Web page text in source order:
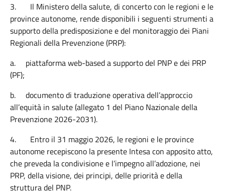
3. Il Ministero della salute, di concerto con le regioni e le
province autonome, rende disponibili i seguenti strumenti a
supporto della predisposizione e del monitoraggio dei Piani
Regionali della Prevenzione (PRP):
a. piattaforma web-based a supporto del PNP e dei PRP
(PF);
b. documento di traduzione operativa dell’approccio
all’equità in salute (allegato 1 del Piano Nazionale della
Prevenzione 2026-2031).
4. Entro il 31 maggio 2026, le regioni e le province
autonome recepiscono la presente Intesa con apposito atto,
che preveda la condivisione e l’impegno all’adozione, nei
PRP, della visione, dei principi, delle priorità e della
struttura del PNP.